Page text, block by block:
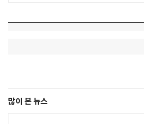
많이 본 뉴스